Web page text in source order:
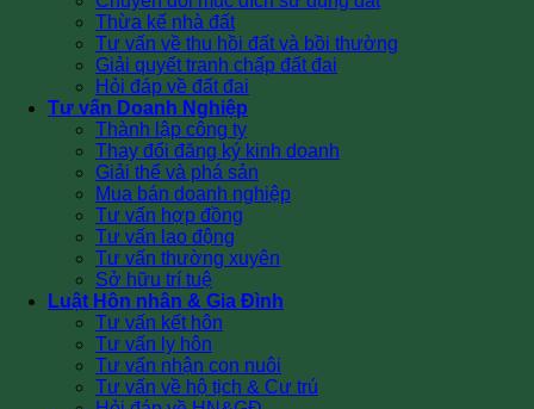
Thừa kế nhà đất
Tư vấn về thu hồi đất và bồi thường
Giải quyết tranh chấp đất đai
Hỏi đáp về đất đai
Tư vấn Doanh Nghiệp
Thành lập công ty
Thay đổi đăng ký kinh doanh
Giải thể và phá sản
Mua bán doanh nghiệp
Tư vấn hợp đồng
Tư vấn lao động
Tư vấn thường xuyên
Sở hữu trí tuệ
Luật Hôn nhân & Gia Đình
Tư vấn kết hôn
Tư vấn ly hôn
Tư vấn nhận con nuôi
Tư vấn về hộ tịch & Cư trú